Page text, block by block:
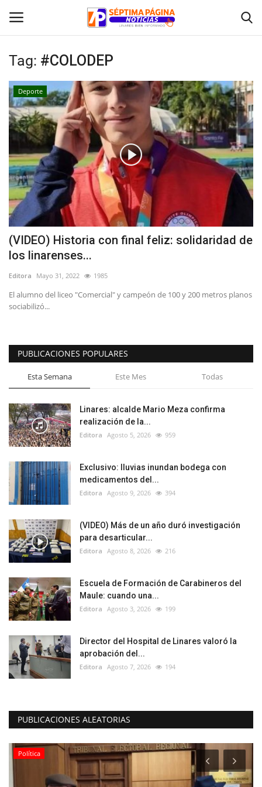
Inicio
Crónica
Policial
Tribunales
Deporte
Política
Espectáculos
Tag: #COLODEP
Deporte
(VIDEO) Historia con final feliz: solidaridad de
los linarenses...
Editora Mayo 31, 2022 1985
El alumno del liceo "Comercial" y campeón de 100 y 200 metros planos
sociabilizó...
PUBLICACIONES POPULARES
Esta Semana Este Mes Todas
Linares: alcalde Mario Meza confirma
realización de la...
Editora Agosto 5, 2026 959
Exclusivo: lluvias inundan bodega con
medicamentos del...
Editora Agosto 9, 2026 394
(VIDEO) Más de un año duró investigación
para desarticular...
Editora Agosto 8, 2026 216
Escuela de Formación de Carabineros del
Maule: cuando una...
Editora Agosto 3, 2026 199
Director del Hospital de Linares valoró la
aprobación del...
Editora Agosto 7, 2026 194
PUBLICACIONES ALEATORIAS
Política